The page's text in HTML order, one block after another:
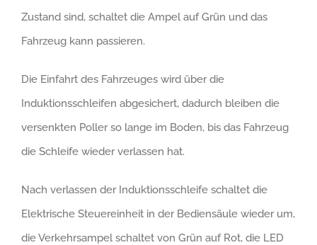
Zustand sind, schaltet die Ampel auf Grün und das
Fahrzeug kann passieren.
Die Einfahrt des Fahrzeuges wird über die
Induktionsschleifen abgesichert, dadurch bleiben die
versenkten Poller so lange im Boden, bis das Fahrzeug
die Schleife wieder verlassen hat.
Nach verlassen der Induktionsschleife schaltet die
Elektrische Steuereinheit in der Bediensäule wieder um,
die Verkehrsampel schaltet von Grün auf Rot, die LED